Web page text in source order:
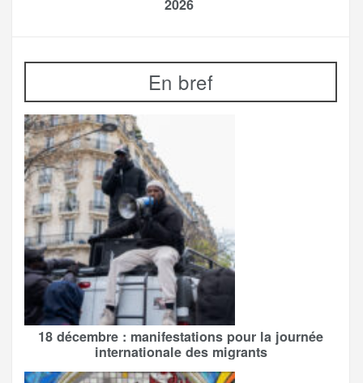
2026
En bref
18 décembre : manifestations pour la journée
internationale des migrants